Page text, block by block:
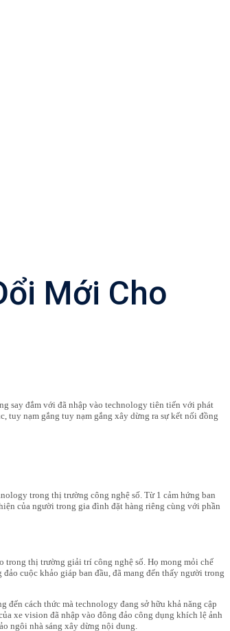
Mới Cho
say đắm với đã nhập vào technology tiên tiến với phát
nạm gắng tuy nạm gắng xây dừng ra sự kết nối đồng
trong thị trường công nghệ số. Từ 1 cảm hứng ban
của người trong gia đình đặt hàng riêng cùng với phần
trong thị trường giải trí công nghệ số. Họ mong mỏi chế
cuộc khảo giáp ban đầu, đã mang đến thấy người trong
đến cách thức mà technology đang sở hữu khả năng cập
xe vision đã nhập vào đông đảo công dụng khích lệ ảnh
ngôi nhà sáng xây dừng nội dung.